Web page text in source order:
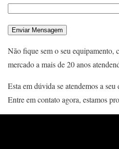
Não fique sem o seu equipamento,
mercado a mais de 20 anos
Esta em dúvida se atendemos a
Entre em contato agora, estamos